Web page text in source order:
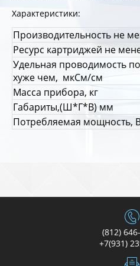
Характеристики:
Производительность не
Ресурс картриджей не
Удельная проводимость
хуже чем, мкСм/см
Масса прибора, кг
Габариты,(Ш*Г*В) мм
Потребляемая мощность,
(812)
+7(931)